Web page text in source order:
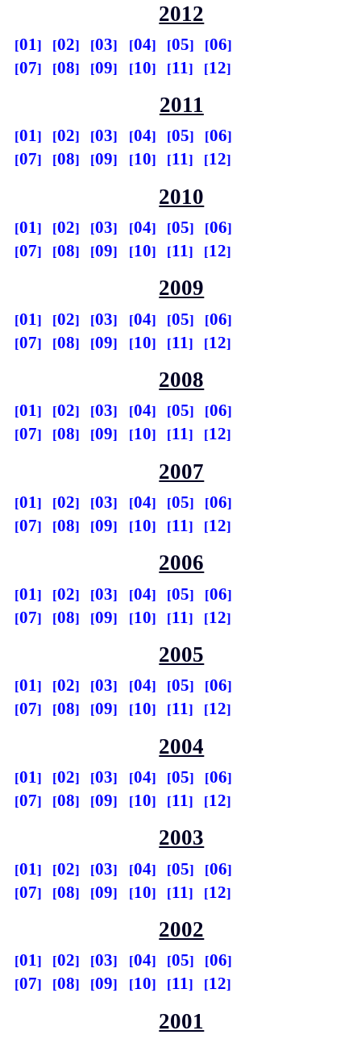
2012
01 02 03 04 05
06
07
08 09 10 11 12
2011
01 02 03 04 05
06
07
08 09 10 11 12
2010
01 02 03 04 05
06
07
08 09 10 11 12
2009
01 02 03 04 05
06
07
08 09 10 11 12
2008
01 02 03 04 05
06
07
08 09 10 11 12
2007
01 02 03 04 05
06
07
08 09 10 11 12
2006
01 02 03 04 05
06
07
08 09 10 11 12
2005
01 02 03 04 05
06
07
08 09 10 11 12
2004
01 02 03 04 05
06
07
08 09 10 11 12
2003
01 02 03 04 05
06
07
08 09 10 11 12
2002
01 02 03 04 05
06
07
08 09 10 11 12
2001